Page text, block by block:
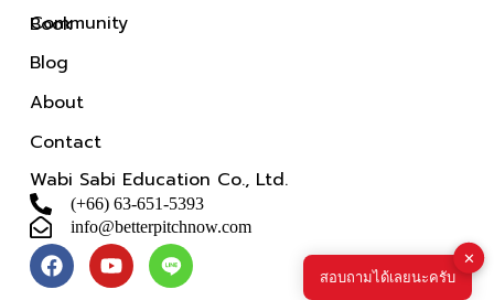
Book
Community
Blog
About
Contact
Wabi Sabi Education Co., Ltd.
(+66) 63-651-5393
info@betterpitchnow.com
✕
สอบถามได้เลยนะครับ